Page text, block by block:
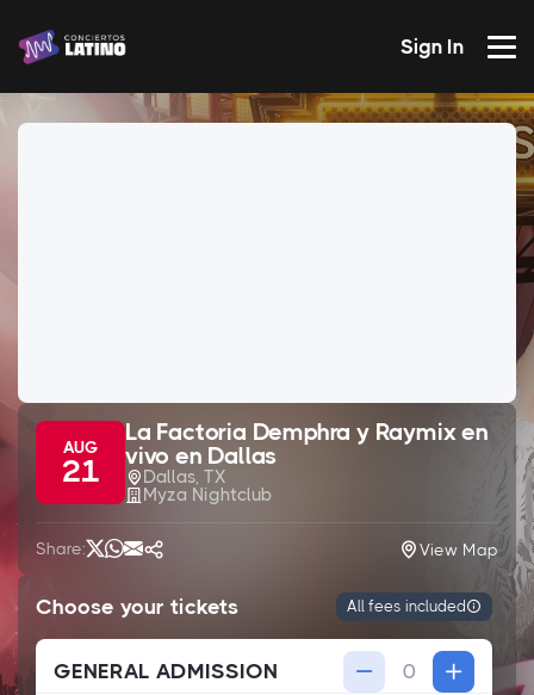
Sign In
AUG
21
La Factoria Demphra y Raymix en
vivo en Dallas
Dallas, TX
Myza Nightclub
Share: View Map
Choose your tickets All fees included
GENERAL ADMISSION